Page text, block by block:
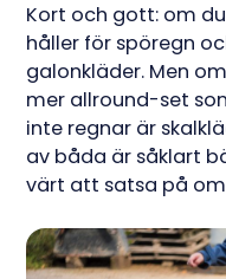
Kort och gott: om
håller för spöregn
galonkläder. Men
mer allround-set
inte regnar är
av båda är såklart
värt att satsa på